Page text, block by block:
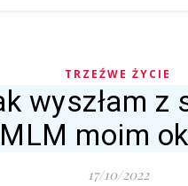
TRZEŹWE ŻYCIE
wyszłam z
MLM moim
17/10/2022